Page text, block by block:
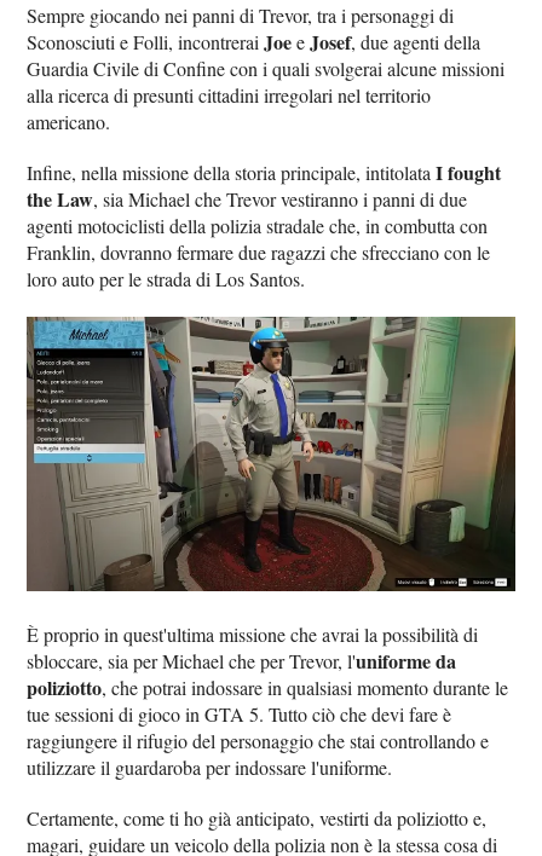
Sempre giocando nei panni di Trevor, tra i personaggi di
Sconosciuti e Folli, incontreraiJoeeJosef, due agenti della
Guardia Civile di Confine con i quali svolgerai alcune missioni
alla ricerca di presunti cittadini irregolari nel territorio
americano.
Infine, nella missione della storia principale, intitolataI fought
the Law, sia Michael che Trevor vestiranno i panni di due
agenti motociclisti della polizia stradale che, in combutta con
Franklin, dovranno fermare due ragazzi che sfrecciano con le
loro auto per le strada di Los Santos.
È proprio in quest'ultima missione che avrai la possibilità di
sbloccare, sia per Michael che per Trevor, l'uniforme da
poliziotto, che potrai indossare in qualsiasi momento durante le
tue sessioni di gioco in GTA 5. Tutto ciò che devi fare è
raggiungere il rifugio del personaggio che stai controllando e
utilizzare il guardaroba per indossare l'uniforme.
Certamente, come ti ho già anticipato, vestirti da poliziotto e,
magari, guidare un veicolo della polizia non è la stessa cosa di